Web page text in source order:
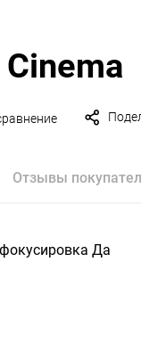
Отзывы
Да